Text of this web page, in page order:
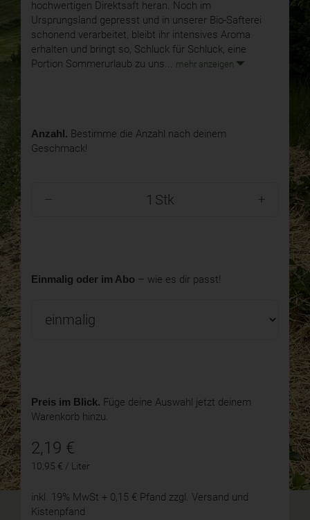
hochwertigen Direktsaft heran. Noch im
Ursprungsland gepresst und in unserer Bio-Safterei
schonend verarbeitet, bleibt ihr intensives Aroma
erhalten und bringt so, Schluck für Schluck, eine
Portion Sommerurlaub zu uns... mehr anzeigen
Anzahl. Bestimme die Anzahl nach deinem
Geschmack!
Stk
Einmalig oder im Abo – wie es dir passt!
Preis im Blick. Füge deine Auswahl jetzt deinem
Warenkorb hinzu.
2,19 €
10,95 € / Liter
inkl. 19% MwSt + 0,15 € Pfand zzgl. Versand und
Kistenpfand